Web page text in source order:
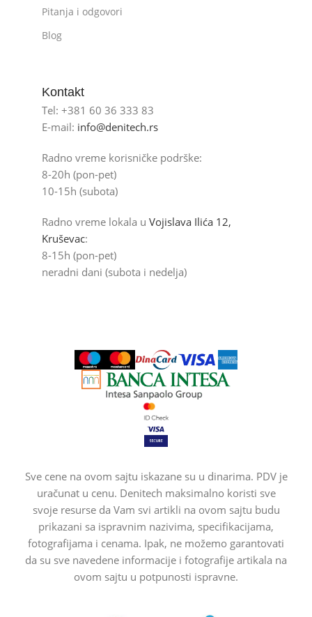
Pitanja i odgovori
Blog
Kontakt
Tel: +381 60 36 333 83
E-mail: info@denitech.rs
Radno vreme korisničke podrške:
8-20h (pon-pet)
10-15h (subota)
Radno vreme lokala u Vojislava Ilića 12,
Kruševac:
8-15h (pon-pet)
neradni dani (subota i nedelja)
Sve cene na ovom sajtu iskazane su u dinarima. PDV je
uračunat u cenu. Denitech maksimalno koristi sve
svoje resurse da Vam svi artikli na ovom sajtu budu
prikazani sa ispravnim nazivima, specifikacijama,
fotografijama i cenama. Ipak, ne možemo garantovati
da su sve navedene informacije i fotografije artikala na
ovom sajtu u potpunosti ispravne.